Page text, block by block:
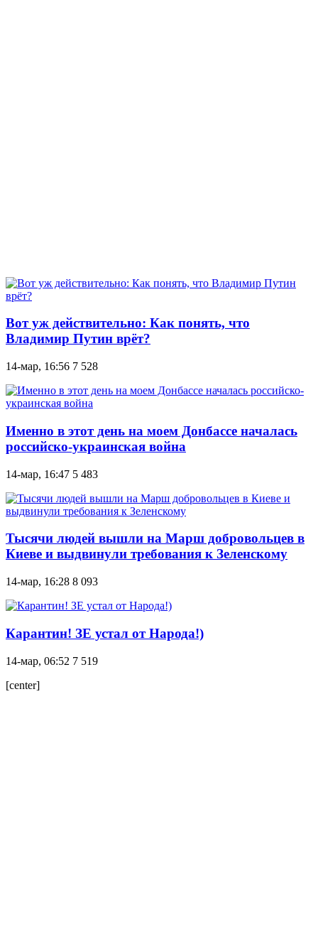
Вот уж действительно: Как понять, что
Владимир Путин врёт?
14-мар, 16:56 7 528
Именно в этот день на моем Донбассе началась
российско-украинская война
14-мар, 16:47 5 483
Тысячи людей вышли на Марш добровольцев в
Киеве и выдвинули требования к Зеленскому
14-мар, 16:28 8 093
Карантин! ЗЕ устал от Народа!)
14-мар, 06:52 7 519
[center]